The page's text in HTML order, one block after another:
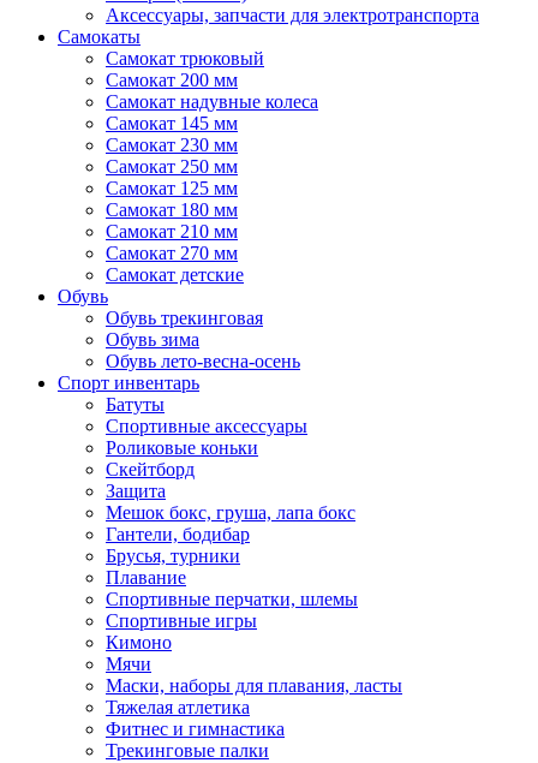
Аксессуары, запчасти для электротранспорта
Самокаты
Самокат трюковый
Самокат 200 мм
Самокат надувные колеса
Самокат 145 мм
Самокат 230 мм
Самокат 250 мм
Самокат 125 мм
Самокат 180 мм
Самокат 210 мм
Самокат 270 мм
Самокат детские
Обувь
Обувь трекинговая
Обувь зима
Обувь лето-весна-осень
Спорт инвентарь
Батуты
Спортивные аксессуары
Роликовые коньки
Скейтборд
Защита
Мешок бокс, груша, лапа бокс
Гантели, бодибар
Брусья, турники
Плавание
Спортивные перчатки, шлемы
Спортивные игры
Кимоно
Мячи
Маски, наборы для плавания, ласты
Тяжелая атлетика
Фитнес и гимнастика
Трекинговые палки